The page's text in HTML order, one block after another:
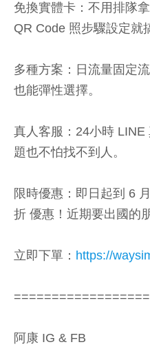
免換實體卡：不用排隊
QR Code 照步驟設定就
多種方案：日流量固定
也能彈性選擇。
真人客服：24小時 LINE
題也不怕找不到人。
限時優惠：即日起到 6
折 優惠！近期要出國的
立即下單： https://
阿康 IG & FB